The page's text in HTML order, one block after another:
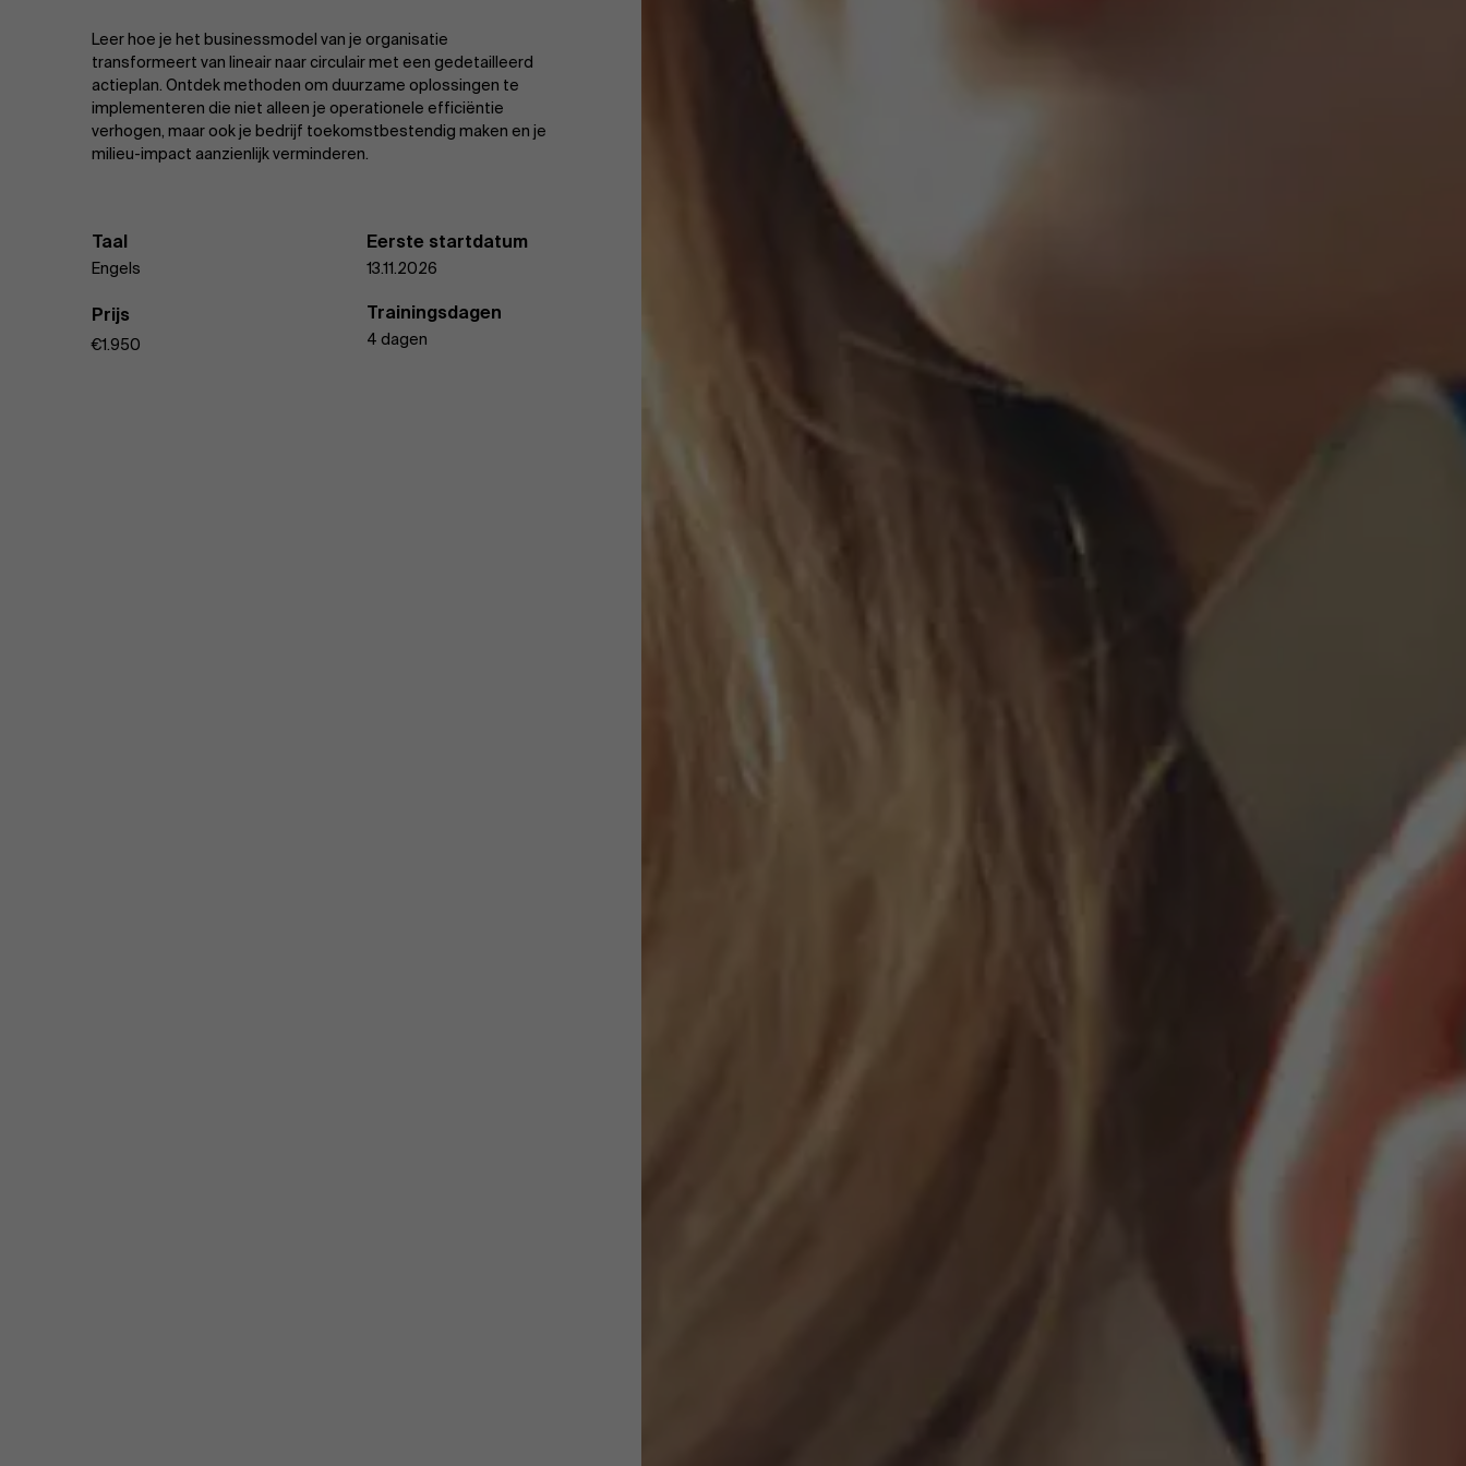
Leer hoe je het businessmodel van je organisatie
transformeert van lineair naar circulair met een gedetailleerd
actieplan. Ontdek methoden om duurzame oplossingen te
implementeren die niet alleen je operationele efficiëntie
verhogen, maar ook je bedrijf toekomstbestendig maken en je
milieu-impact aanzienlijk verminderen.
Taal
Engels
Eerste startdatum
13.11.2026
Prijs
€1.950
Trainingsdagen
4 dagen